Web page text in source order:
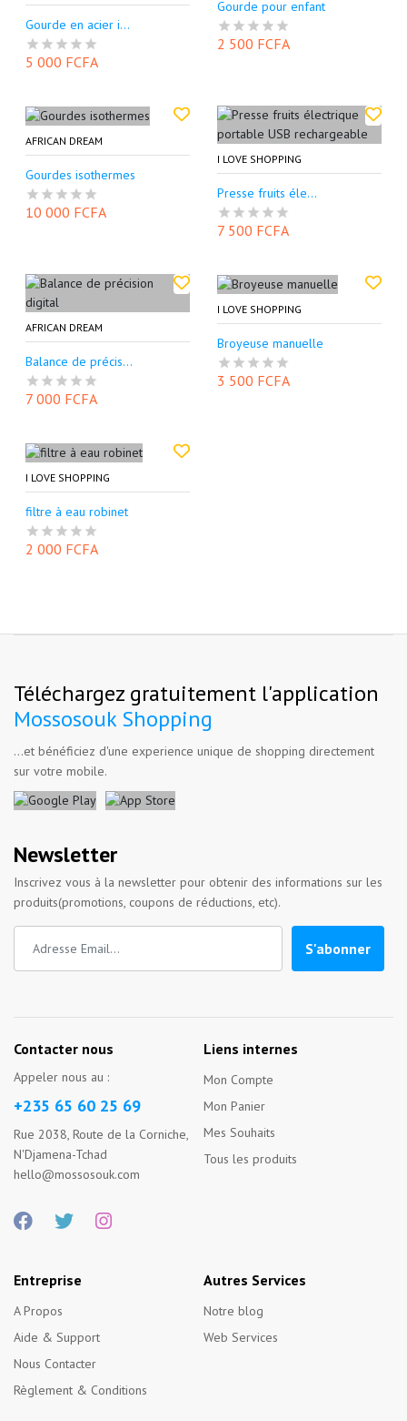
Gourde en acier i...
5 000 FCFA
Gourde pour enfant
2 500 FCFA
AFRICAN DREAM
Gourdes isothermes
10 000 FCFA
I LOVE SHOPPING
Presse fruits éle...
7 500 FCFA
AFRICAN DREAM
Balance de précis...
7 000 FCFA
I LOVE SHOPPING
Broyeuse manuelle
3 500 FCFA
I LOVE SHOPPING
filtre à eau robinet
2 000 FCFA
Téléchargez gratuitement l'application
Mossosouk Shopping
...et bénéficiez d'une experience unique de shopping directement
sur votre mobile.
Newsletter
Inscrivez vous à la newsletter pour obtenir des informations sur les
produits(promotions, coupons de réductions, etc).
S'abonner
Contacter nous
Appeler nous au :
+235 65 60 25 69
Rue 2038, Route de la Corniche,
N'Djamena-Tchad
hello@mossosouk.com
Liens internes
Mon Compte
Mon Panier
Mes Souhaits
Tous les produits
Entreprise
A Propos
Aide & Support
Nous Contacter
Règlement & Conditions
Autres Services
Notre blog
Web Services